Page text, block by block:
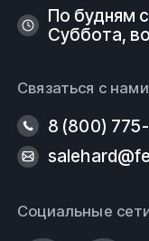
По будням
Суббота,
Связаться с нами
8 (800)
Социальные